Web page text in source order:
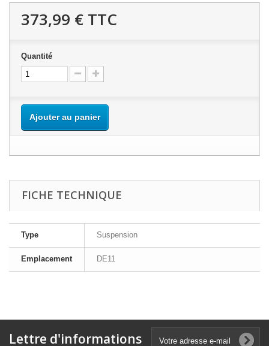
373,99 € TTC
Quantité
Ajouter au panier
FICHE TECHNIQUE
Type Suspension
Emplacement DE11
Lettre d'informations